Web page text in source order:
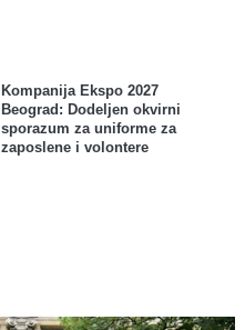
Kompanija Ekspo 2027
Beograd: Dodeljen okvirni
sporazum za uniforme za
zaposlene i volontere